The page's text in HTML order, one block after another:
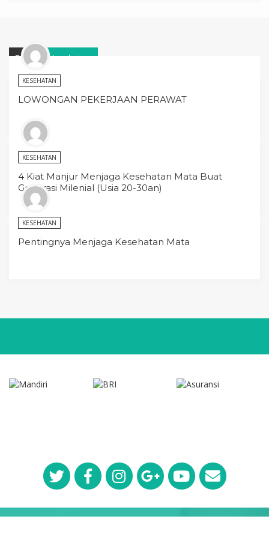
Blog Kesehatan
KESEHATAN
LOWONGAN PEKERJAAN PERAWAT
KESEHATAN
4 Kiat Manjur Menjaga Kesehatan Mata Buat
Generasi Milenial (Usia 20-30an)
KESEHATAN
Pentingnya Menjaga Kesehatan Mata